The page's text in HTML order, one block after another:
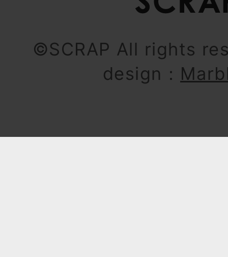
©SCRAP All rights
design：